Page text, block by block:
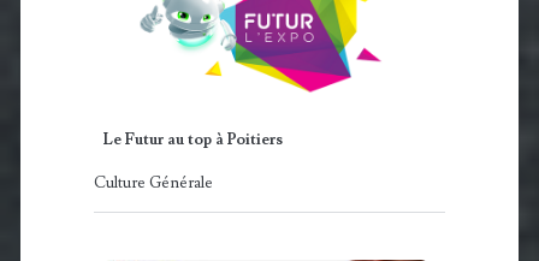
Le Futur au top à Poitiers
Culture Générale